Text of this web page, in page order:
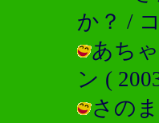
か？ /
あち
ン (
さの